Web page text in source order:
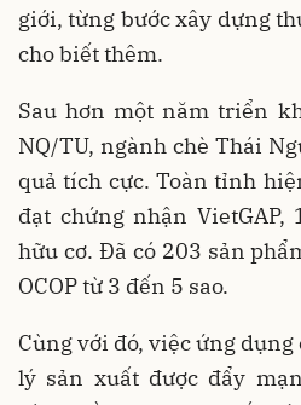
giới, từng bước xây dựng
cho biết thêm.
Sau hơn một năm triển
NQ/TU, ngành chè Thái
quả tích cực. Toàn tỉnh
đạt chứng nhận VietGAP,
hữu cơ. Đã có 203 sản
OCOP từ 3 đến 5 sao.
Cùng với đó, việc ứng
lý sản xuất được đẩy